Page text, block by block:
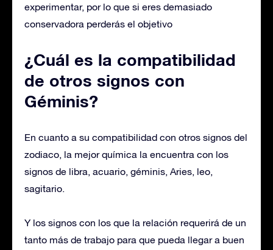
experimentar, por lo que si eres demasiado
conservadora perderás el objetivo
¿Cuál es la compatibilidad
de otros signos con
Géminis?
En cuanto a su compatibilidad con otros signos del
zodiaco, la mejor química la encuentra con los
signos de libra, acuario, géminis, Aries, leo,
sagitario.
Y los signos con los que la relación requerirá de un
tanto más de trabajo para que pueda llegar a buen